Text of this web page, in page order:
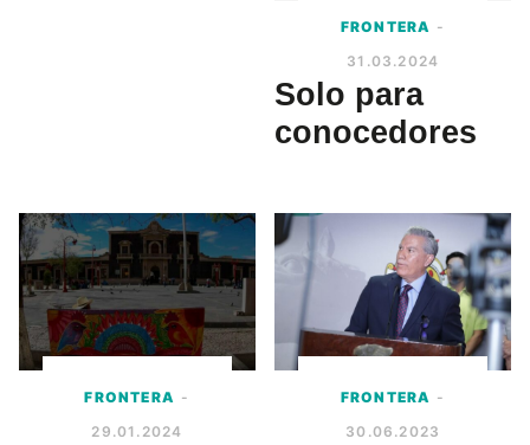
FRONTERA -
31.03.2024
Solo para
conocedores
FRONTERA -
29.01.2024
FRONTERA -
30.06.2023